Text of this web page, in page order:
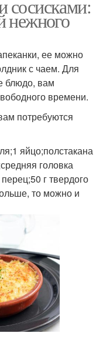
сосисками:
нежного
ее можно
с чаем. Для
блюдо, вам
времени.
потребуются
яйцо;полстакана
головка
г твердого
то можно и